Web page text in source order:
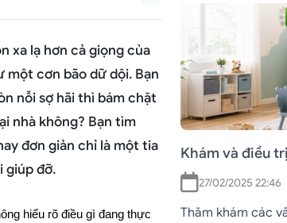
xa lạ hơn cả giọng của
một cơn bão dữ dội. Bạn
nỗi sợ hãi thì bám chặt
nhà không? Bạn tìm
đơn giản chỉ là một tia
giúp đỡ.
hiểu rõ điều gì đang thực
Khám và điều
27/02/2025 22:46
Thăm khám các